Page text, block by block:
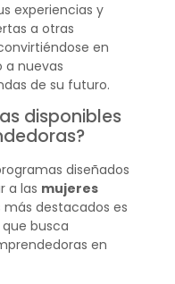
experiencias y
a otras
en
a nuevas
de su futuro.
disponibles
diseñados
a las mujeres
más destacados es
que busca
en